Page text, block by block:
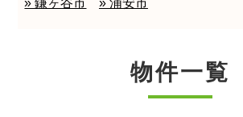
» 鎌ヶ谷市
» 浦安市
物件一覧